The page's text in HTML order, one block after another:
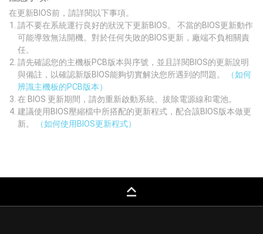
在更新BIOS前，請詳閱以下事項。
請不要在系統運行良好的狀況下更新BIOS。 不當的BIOS更新動作
可能導致無法開機。對於任何失敗的BIOS更新，廠端不負相關責
任。
請先確認您的主機板PCB版本與序號，並且詳閱BIOS的更新說明
與備註，以確認新版BIOS能夠切實解決您所遇到的問題。
（如何
辨識主機板的PCB版本）
在 BIOS 更新期間，請勿重新啟動系統、拔除電源線和電池。
建議使用BIOS壓縮檔中所搭配的更新程式，配合該BIOS版本做更
新。
（如何使用BIOS更新程式）
keyboard_capslock